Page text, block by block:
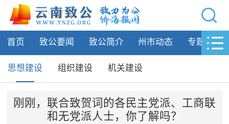
网站导航
首页
致公要闻
州市动态
首页 致公要闻 致公简介 州市动态 专题活动
思想建设 组织建设 机关建设
刚刚，联合致贺词的各民主党派、工商联
和无党派人士，你了解吗？